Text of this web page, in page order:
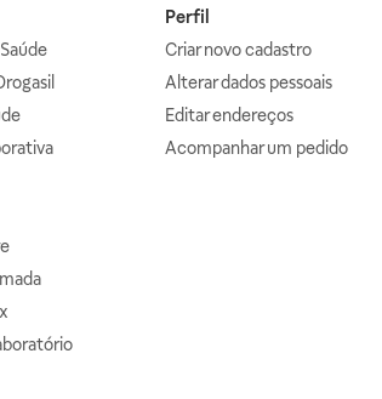
Perfil
Criar novo cadastro
Alterar dados pessoais
Editar endereços
Acompanhar um pedido